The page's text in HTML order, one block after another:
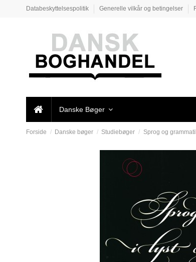
Databeskyttelsespolitik Generelle vilkår og betingelser
Danske Bøger
Forside Danske bøger Studiebøger Sprog og